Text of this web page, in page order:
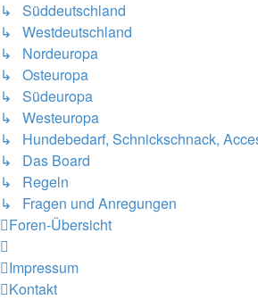
↳ Süddeutschland
↳ Westdeutschland
↳ Nordeuropa
↳ Osteuropa
↳ Südeuropa
↳ Westeuropa
↳ Hundebedarf, Schnickschnack,
↳ Das Board
↳ Regeln
↳ Fragen und Anregungen
Foren-Übersicht
Impressum
Kontakt